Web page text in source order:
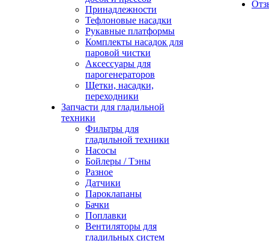
Принадлежности
Тефлоновые насадки
Рукавные платформы
Комплекты насадок для
паровой чистки
Аксессуары для
парогенераторов
Щетки, насадки,
переходники
Запчасти для гладильной
техники
Фильтры для
гладильной техники
Насосы
Бойлеры / Тэны
Разное
Датчики
Пароклапаны
Бачки
Поплавки
Вентиляторы для
гладильных систем